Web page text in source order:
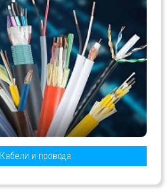
Кабели и провода